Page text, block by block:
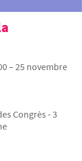
– 25 novembre
Congrès - 3